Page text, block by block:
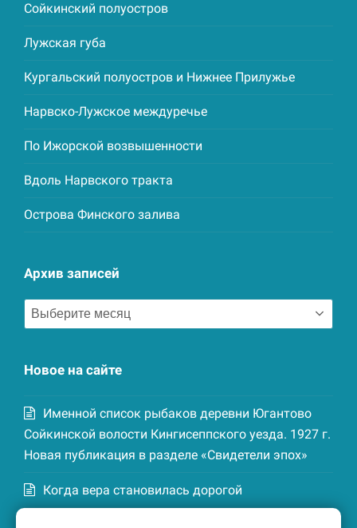
Сойкинский полуостров
Лужская губа
Кургальский полуостров и Нижнее Прилужье
Нарвско-Лужское междуречье
По Ижорской возвышенности
Вдоль Нарвского тракта
Острова Финского залива
Архив записей
Архив
записей
Новое на сайте
Именной список рыбаков деревни Югантово
Сойкинской волости Кингисеппского уезда. 1927 г.
Новая публикация в разделе «Свидетели эпох»
Когда вера становилась дорогой